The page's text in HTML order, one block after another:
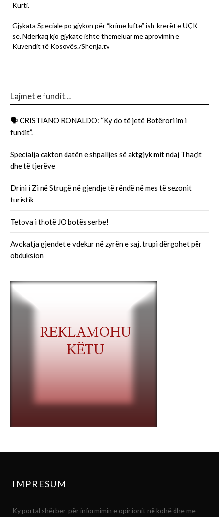
Kurti.
Gjykata Speciale po gjykon për “krime lufte” ish-krerët e UÇK-
së. Ndërkaq kjo gjykatë ishte themeluar me aprovimin e
Kuvendit të Kosovës./Shenja.tv
Lajmet e fundit…
🗣 CRISTIANO RONALDO: “Ky do të jetë Botërori im i
fundit”.
Specialja cakton datën e shpalljes së aktgjykimit ndaj Thaçit
dhe të tjerëve
Drini i Zi në Strugë në gjendje të rëndë në mes të sezonit
turistik
Tetova i thotë JO botës serbe!
Avokatja gjendet e vdekur në zyrën e saj, trupi dërgohet për
obduksion
IMPRESUM
Ky portal shërben për informimin e opinionit në kohë dhe me